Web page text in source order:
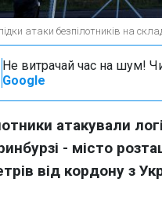
атаки безпілотників на
Не витрачай час на шум!
Google
атакували
- місто
від кордону з